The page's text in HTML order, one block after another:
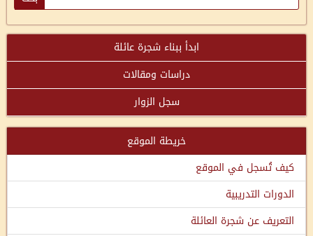
ابدأ ببناء شجرة عائلة
دراسات ومقالات
سجل الزوار
خريطة الموقع
كيف تُسجل في الموقع
الدورات التدريبية
التعريف عن شجرة العائلة